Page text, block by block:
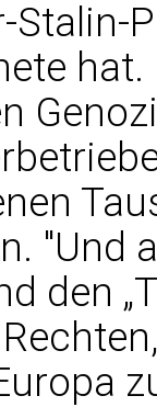
Stalin-
"Und
den